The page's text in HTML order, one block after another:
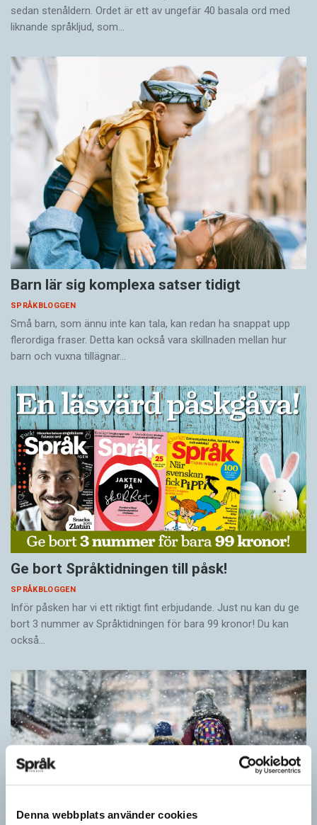
Denna webbplats använder cookies
sedan stenåldern. Ordet är ett av ungefär 40 basala ord med
liknande språkljud, som…
Barn lär sig komplexa satser tidigt
SPRÅKBLOGGEN
Små barn, som ännu inte kan tala, kan redan ha snappat upp
flerordiga fraser. Detta kan också vara skillnaden mellan hur
barn och vuxna tillägnar…
Ge bort Språktidningen till påsk!
SPRÅKBLOGGEN
Inför påsken har vi ett riktigt fint erbjudande. Just nu kan du ge
bort 3 nummer av Språktidningen för bara 99 kronor! Du kan
också…